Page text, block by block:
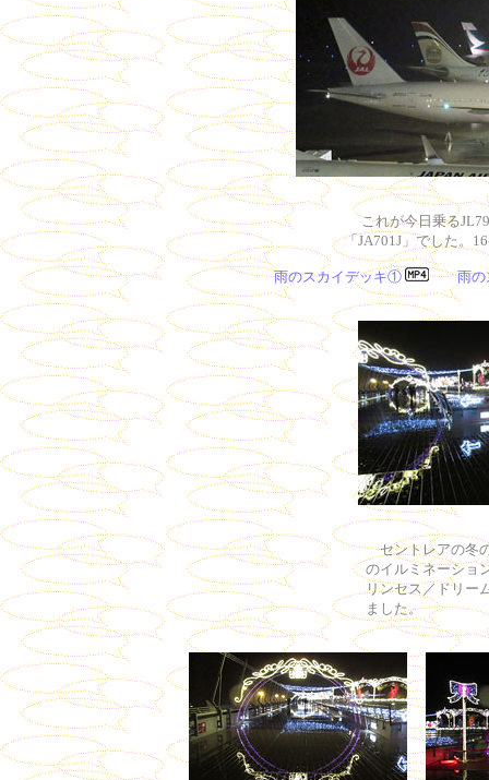
これが今日乗る
「JA701J」でした。
雨のスカイデッキ① 雨
セントレアの冬
のイルミネーショ
リンセス／ドリー
ました。